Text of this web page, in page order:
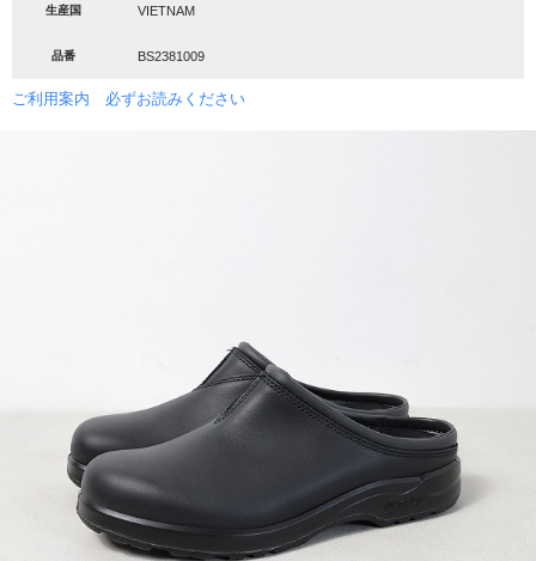
生産国 VIETNAM
品番 BS2381009
ご利用案内 必ずお読みください